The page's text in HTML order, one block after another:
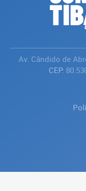
Av. Cândido de
CEP: